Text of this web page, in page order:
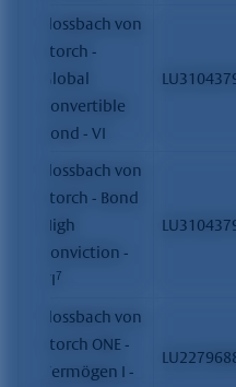
Flossbach von
Storch -
Global
Convertible
Bond - VI
Flossbach von
Storch - Bond
High
Conviction -
VI7
Flossbach von
Storch ONE -
Vermögen I -